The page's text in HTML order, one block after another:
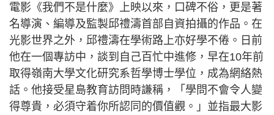
電影《我們不是什麼》上映以來，口碑不俗，更是著
名導演、編導及監製邱禮濤首部自資拍攝的作品。在
光影世界之外，邱禮濤在學術路上亦好學不倦。日前
他在一個專訪中，談到自己百忙中進修，早在10年前
取得嶺南大學文化研究系哲學博士學位，成為網絡熱
話。他接受星島教育訪問時謙稱，「學問不會令人變
得尊貴，必須守着你所認同的價值觀。」並指最大影